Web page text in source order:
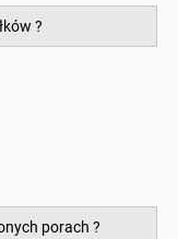
?
porach ?